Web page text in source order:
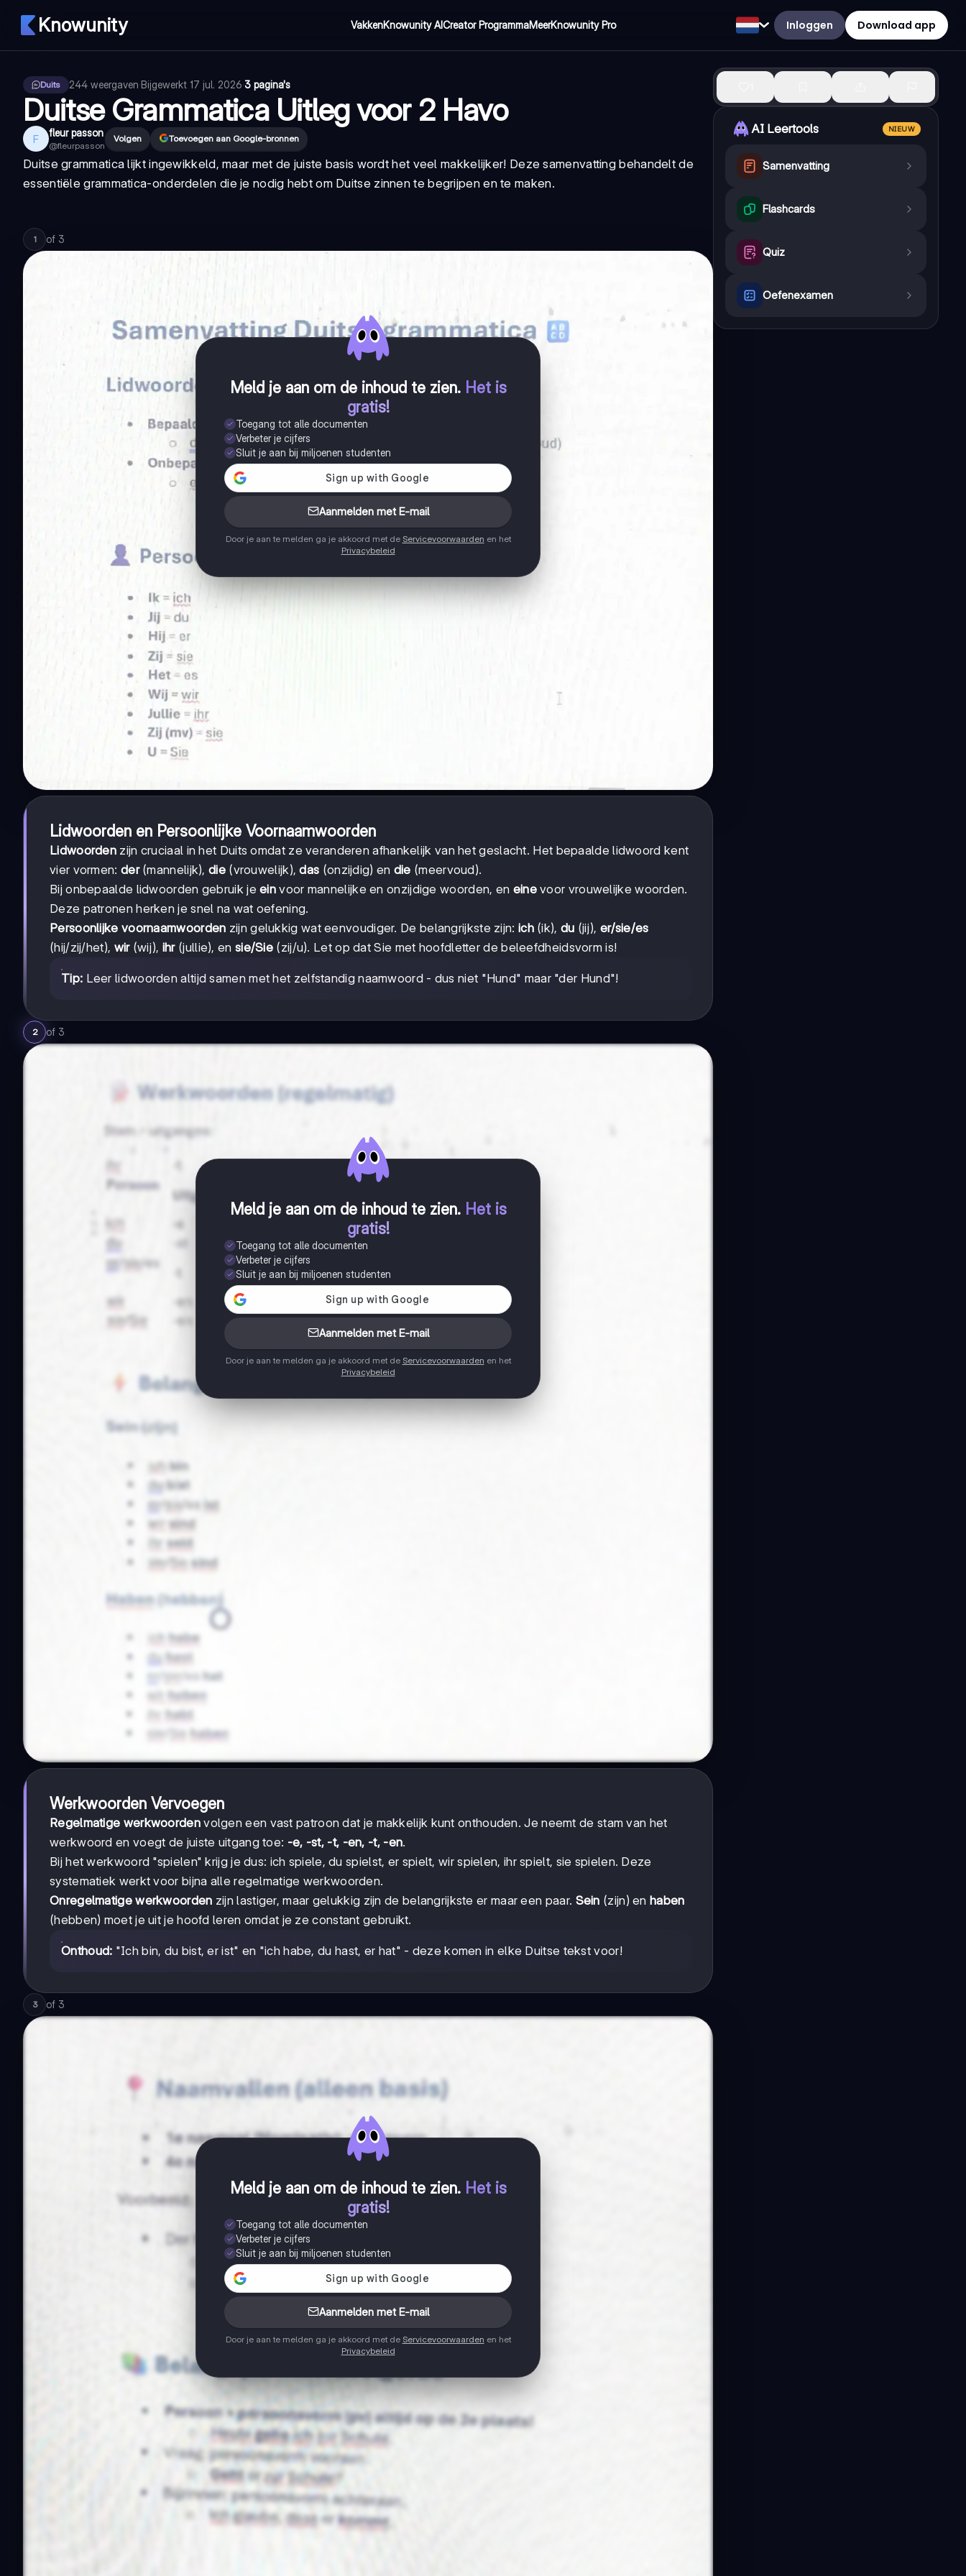
Knowunity VakkenKnowunity AICreator ProgrammaMeerKnowunity Pro Inloggen Download app
Duits 244 weergaven·Bijgewerkt 17 jul. 2026·3 pagina's
Duitse Grammatica Uitleg voor 2 Havo
F fleur passon
@fleurpasson
Volgen Toevoegen aan Google-bronnen
Duitse grammatica lijkt ingewikkeld, maar met de juiste basis wordt het veel makkelijker! Deze samenvatting behandelt de
essentiële grammatica-onderdelen die je nodig hebt om Duitse zinnen te begrijpen en te maken.
1 of 3
Meld je aan om de inhoud te zien. Het is
gratis!
Toegang tot alle documenten
Verbeter je cijfers
Sluit je aan bij miljoenen studenten
Aanmelden met E-mail
Door je aan te melden ga je akkoord met de Servicevoorwaarden en het
Privacybeleid
Lidwoorden en Persoonlijke Voornaamwoorden
Lidwoorden zijn cruciaal in het Duits omdat ze veranderen afhankelijk van het geslacht. Het bepaalde lidwoord kent
vier vormen: der(mannelijk),die(vrouwelijk),das (onzijdig) en die (meervoud).
Bij onbepaalde lidwoorden gebruik jeein voor mannelijke en onzijdige woorden, en einevoor vrouwelijke woorden.
Deze patronen herken je snel na wat oefening.
Persoonlijke voornaamwoorden zijn gelukkig wat eenvoudiger. De belangrijkste zijn: ich(ik), du (jij), er/sie/es
(hij/zij/het), wir(wij), ihr(jullie), en sie/Sie (zij/u). Let op dat Sie met hoofdletter de beleefdheidsvorm is!
Tip: Leer lidwoorden altijd samen met het zelfstandig naamwoord - dus niet "Hund" maar "der Hund"!
2 of 3
Meld je aan om de inhoud te zien. Het is
gratis!
Toegang tot alle documenten
Verbeter je cijfers
Sluit je aan bij miljoenen studenten
Aanmelden met E-mail
Door je aan te melden ga je akkoord met de Servicevoorwaarden en het
Privacybeleid
Werkwoorden Vervoegen
Regelmatige werkwoordenvolgen een vast patroon dat je makkelijk kunt onthouden. Je neemt de stam van het
werkwoord en voegt de juiste uitgang toe: -e, -st, -t, -en, -t, -en.
Bij het werkwoord "spielen" krijg je dus: ich spiele, du spielst, er spielt, wir spielen, ihr spielt, sie spielen. Deze
systematiek werkt voor bijna alle regelmatige werkwoorden.
Onregelmatige werkwoorden zijn lastiger, maar gelukkig zijn de belangrijkste er maar een paar. Sein (zijn) en haben
(hebben) moet je uit je hoofd leren omdat je ze constant gebruikt.
Onthoud: "Ich bin, du bist, er ist" en "ich habe, du hast, er hat" - deze komen in elke Duitse tekst voor!
3 of 3
Meld je aan om de inhoud te zien. Het is
gratis!
Toegang tot alle documenten
Verbeter je cijfers
Sluit je aan bij miljoenen studenten
Aanmelden met E-mail
Door je aan te melden ga je akkoord met de Servicevoorwaarden en het
Privacybeleid
AI Leertools NIEUW
Samenvatting
Flashcards
Quiz
Oefenexamen